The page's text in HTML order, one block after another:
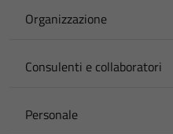
Organizzazione
Consulenti e collaboratori
Personale